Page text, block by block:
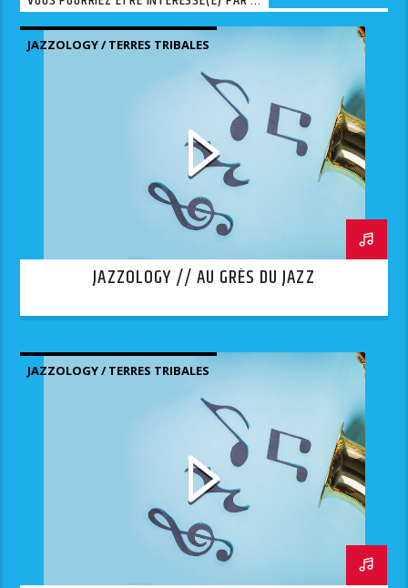
JAZZOLOGY / TERRES TRIBALES
JAZZOLOGY // AU GRÈS DU JAZZ
JAZZOLOGY / TERRES TRIBALES